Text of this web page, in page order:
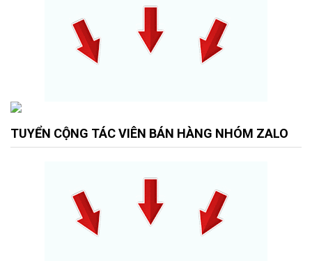
TUYỂN CỘNG TÁC VIÊN BÁN HÀNG NHÓM ZALO